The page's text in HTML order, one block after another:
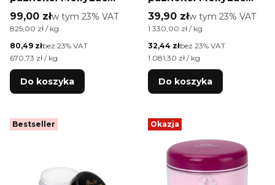
Acrylic Powder Bright
White 120 g
Cena brutto
99,00 złw tym %s VAT
w tym 23% VAT
Cena jednostkowa brutto
825,00 zł / kg
Cena netto
80,49 złbez 23% VAT
Cena jednostkowa netto
670,73 zł / kg
Do koszyka
Acrylic Powder Bright
White 30 g
Cena brutto
39,90 złw tym %s VAT
w tym 23% VAT
Cena jednostkowa brutto
1 330,00 zł / kg
Cena netto
32,44 złbez 23% VAT
Cena jednostkowa netto
1 081,30 zł / kg
Do koszyka
Bestseller Okazja